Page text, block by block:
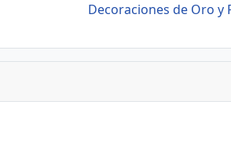
Decoraciones de Oro y